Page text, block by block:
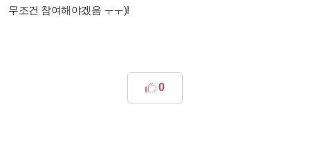
무조건 참여해야겠음 ㅜㅜ)!
0